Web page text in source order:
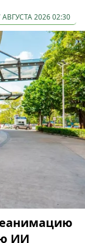
АВГУСТА 2026 02:30
ИИ